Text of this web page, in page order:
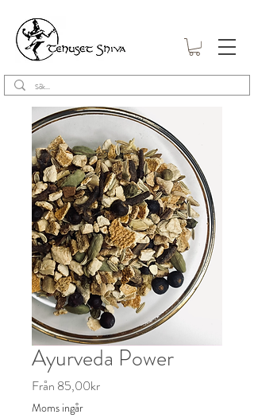
Ayurveda Power
Från 85,00krReapris
Moms ingår